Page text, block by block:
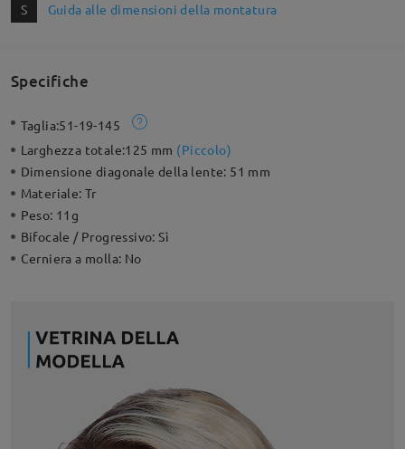
S Guida alle dimensioni della montatura
Specifiche
Taglia:51-19-145
Larghezza totale:125 mm (Piccolo)
Dimensione diagonale della lente: 51 mm
Materiale:Tr
Peso: 11g
Bifocale / Progressivo:Sì
Cerniera a molla: No